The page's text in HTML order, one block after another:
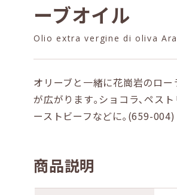
ーブオイル
Olio extra vergine di oliva
オリーブと一緒に花崗岩のロ
が広がります｡ショコラ､ペス
ーストビーフなどに｡(659-004)
商品説明